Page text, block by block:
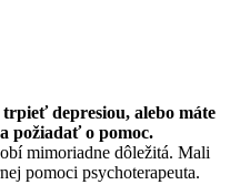
depresiou, alebo máte
požiadať o pomoc.
mimoriadne dôležitá. Mali
pomoci psychoterapeuta.